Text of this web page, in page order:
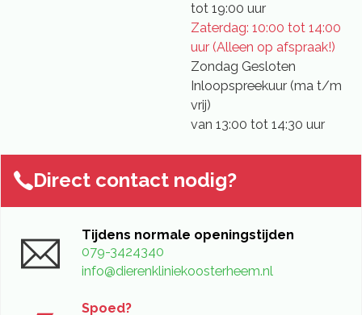
tot 19:00 uur
Zaterdag: 10:00 tot 14:00
uur (Alleen op afspraak!)
Zondag Gesloten
Inloopspreekuur (ma t/m
vrij)
van 13:00 tot 14:30 uur
Direct contact nodig?
Tijdens normale openingstijden
079-3424340
info@dierenkliniekoosterheem.nl
Spoed?